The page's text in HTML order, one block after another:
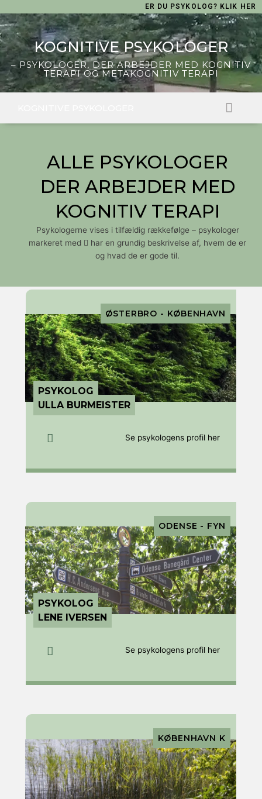
to
content
ER DU PSYKOLOG? KLIK HER
KOGNITIVE PSYKOLOGER
– PSYKOLOGER, DER ARBEJDER MED KOGNITIV
TERAPI OG METAKOGNITIV TERAPI
ALLE PSYKOLOGER
DER ARBEJDER MED
KOGNITIV TERAPI
Psykologerne vises i tilfældig rækkefølge – psykologer
markeret med
har en grundig beskrivelse af, hvem de er
og hvad de er gode til.
ØSTERBRO - KØBENHAVN
PSYKOLOG
ULLA BURMEISTER
Se psykologens profil her
ODENSE - FYN
PSYKOLOG
LENE IVERSEN
Se psykologens profil her
KØBENHAVN K
PagePage